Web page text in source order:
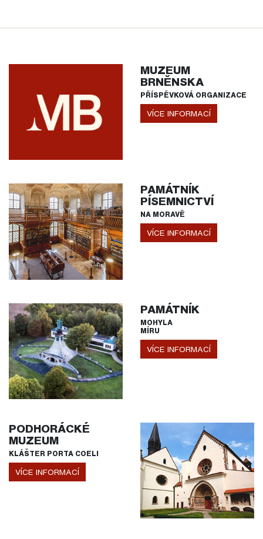
MUZEUM
BRNĚNSKA
PŘÍSPĚVKOVÁ ORGANIZACE
VÍCE INFORMACÍ
PAMÁTNÍK
PÍSEMNICTVÍ
NA MORAVĚ
VÍCE INFORMACÍ
PAMÁTNÍK
MOHYLA
MÍRU
VÍCE INFORMACÍ
PODHORÁCKÉ
MUZEUM
KLÁŠTER PORTA COELI
VÍCE INFORMACÍ